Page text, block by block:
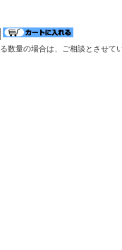
数量の場合は、ご相談とさせて